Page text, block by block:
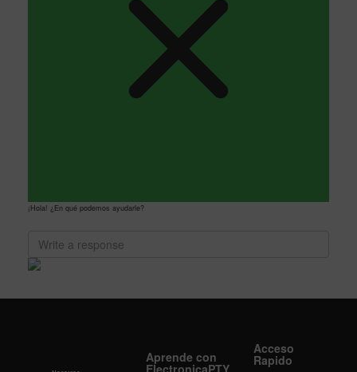
¡Hola! ¿En qué podemos ayudarle?
Aprende con
Acceso
Rapido